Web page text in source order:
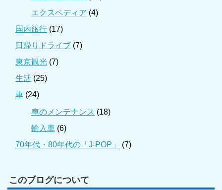
エクスペディア (4)
国内旅行 (17)
日帰りドライブ (7)
東京観光 (7)
生活 (25)
車 (24)
車のメンテナンス (18)
輸入車 (6)
70年代・80年代の「J-POP」
(7)
このブログについて